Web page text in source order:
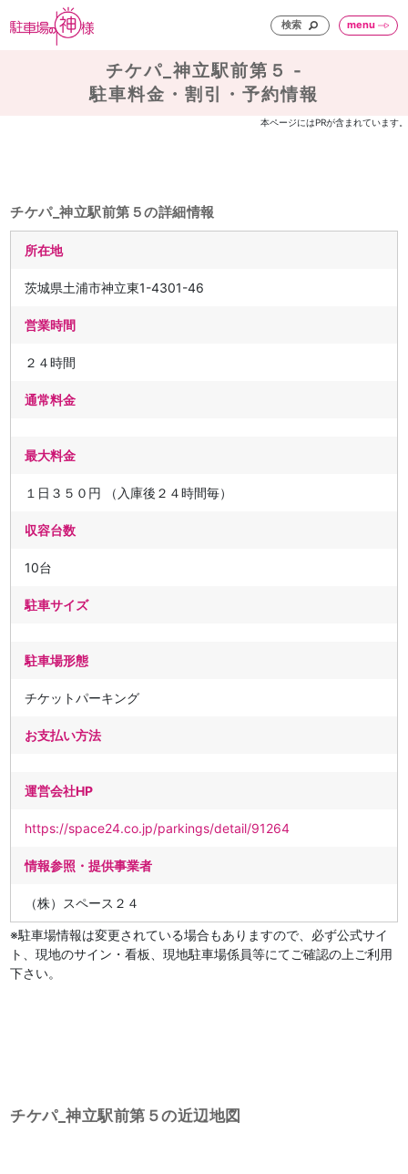
検索 menu
チケパ_神立駅前第５ -
駐車料金・割引・予約情報
本ページにはPRが含まれています。
チケパ_神立駅前第５の詳細情報
所在地
茨城県土浦市神立東1-4301-46
営業時間
２４時間
通常料金
最大料金
１日３５０円 （入庫後２４時間毎）
収容台数
10台
駐車サイズ
駐車場形態
チケットパーキング
お支払い方法
運営会社HP
https://space24.co.jp/parkings/detail/91264
情報参照・提供事業者
（株）スペース２４
※駐車場情報は変更されている場合もありますので、必ず公式サイ
ト、現地のサイン・看板、現地駐車場係員等にてご確認の上ご利用
下さい。
チケパ_神立駅前第５の近辺地図